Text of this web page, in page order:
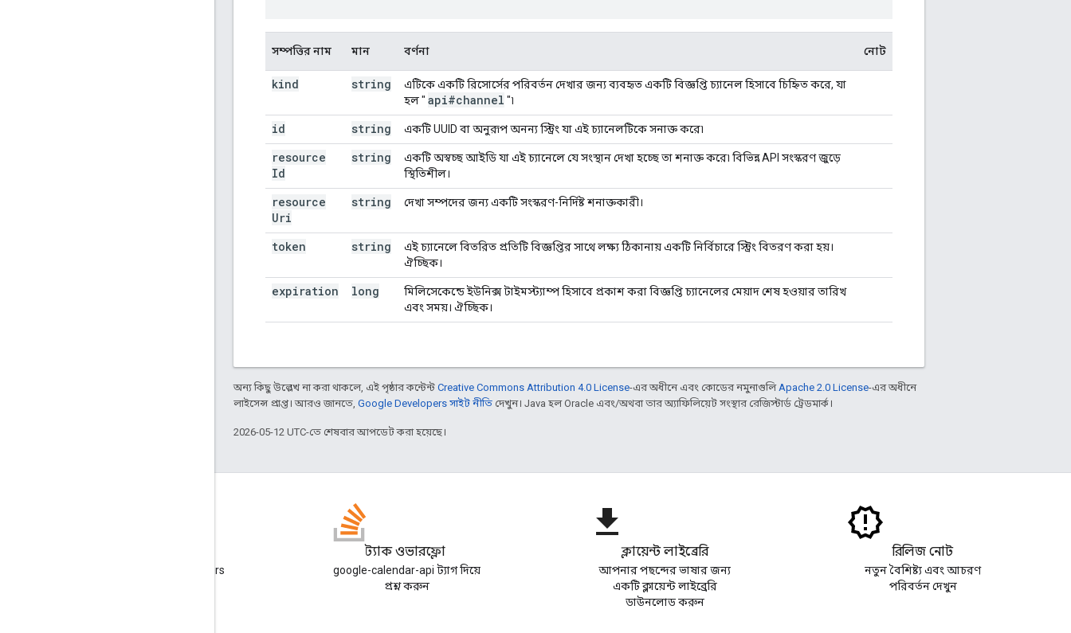
সম্পত্তির নাম মান বর্ণনা নোট
kind string
এটিকে একটি রিসোর্সের পরিবর্তন দেখার জন্য ব্যবহৃত একটি বিজ্ঞপ্তি চ্যানেল হিসাবে চিহ্নিত করে, যা
হল " api#channel "৷
id string একটি UUID বা অনুরূপ অনন্য স্ট্রিং যা এই চ্যানেলটিকে সনাক্ত করে৷
resource
Id
string
একটি অস্বচ্ছ আইডি যা এই চ্যানেলে যে সংস্থান দেখা হচ্ছে তা শনাক্ত করে৷ বিভিন্ন API সংস্করণ জুড়ে
স্থিতিশীল।
resource
Uri
string দেখা সম্পদের জন্য একটি সংস্করণ-নির্দিষ্ট শনাক্তকারী।
token string
এই চ্যানেলে বিতরিত প্রতিটি বিজ্ঞপ্তির সাথে লক্ষ্য ঠিকানায় একটি নির্বিচারে স্ট্রিং বিতরণ করা হয়।
ঐচ্ছিক।
expiration long
মিলিসেকেন্ডে ইউনিক্স টাইমস্ট্যাম্প হিসাবে প্রকাশ করা বিজ্ঞপ্তি চ্যানেলের মেয়াদ শেষ হওয়ার তারিখ
এবং সময়। ঐচ্ছিক।
অন্য কিছু উল্লেখ না করা থাকলে, এই পৃষ্ঠার কন্টেন্ট Creative Commons Attribution 4.0 License-এর অধীনে এবং কোডের নমুনাগুলি Apache 2.0 License-এর অধীনে
লাইসেন্স প্রাপ্ত। আরও জানতে, Google Developers সাইট নীতি দেখুন। Java হল Oracle এবং/অথবা তার অ্যাফিলিয়েট সংস্থার রেজিস্টার্ড ট্রেডমার্ক।
2026-05-12 UTC-তে শেষবার আপডেট করা হয়েছে।
Google Workspace Developers
স্ট্যাক ওভারফ্লো
google-calendar-api ট্যাগ দিয়ে
প্রশ্ন করুন
file_download
ক্লায়েন্ট লাইব্রেরি
আপনার পছন্দের ভাষার জন্য
একটি ক্লায়েন্ট লাইব্রেরি
ডাউনলোড করুন
রিলিজ নোট
নতুন বৈশিষ্ট্য এবং আচরণ
পরিবর্তন দেখুন